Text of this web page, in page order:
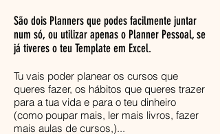
São dois Planners que podes facilmente juntar
num só, ou utilizar apenas o Planner Pessoal, se
já tiveres o teu Template em Excel.
Tu vais poder planear os cursos que
queres fazer, os hábitos que queres trazer
para a tua vida e para o teu dinheiro
(como poupar mais, ler mais livros, fazer
mais aulas de cursos,)...